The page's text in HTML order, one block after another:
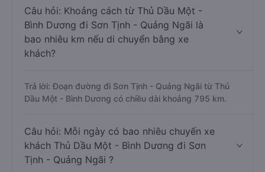
Câu hỏi: Khoảng cách từ Thủ Dầu Một -
Bình Dương đi Sơn Tịnh - Quảng Ngãi là
bao nhiêu km nếu di chuyển bằng xe
khách?
Trả lời: Đoạn đường đi Sơn Tịnh - Quảng Ngãi từ Thủ
Dầu Một - Bình Dương có chiều dài khoảng 795 km.
Câu hỏi: Mỗi ngày có bao nhiêu chuyến xe
khách Thủ Dầu Một - Bình Dương đi Sơn
Tịnh - Quảng Ngãi ?